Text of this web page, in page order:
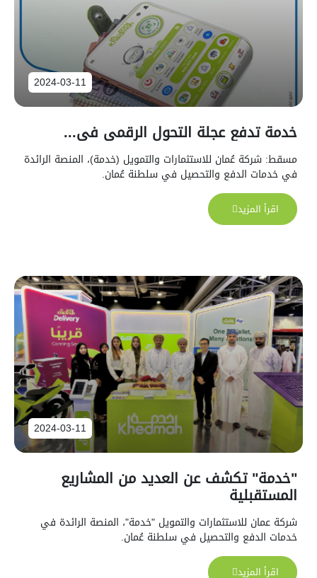
2024-03-11
خدمة تدفع عجلة التحول الرقمي في...
مسقط: شركة عُمان للاستثمارات والتمويل (خدمة)، المنصة الرائدة
في خدمات الدفع والتحصيل في سلطنة عُمان.
اقرأ المزيد
2024-03-11
"خدمة" تكشف عن العديد من المشاريع
المستقبلية
شركة عمان للاستثمارات والتمويل "خدمة"، المنصة الرائدة في
خدمات الدفع والتحصيل في سلطنة عُمان.
اقرأ المزيد